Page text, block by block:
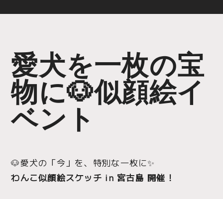
愛犬を一枚の宝
物に🐶似顔絵イ
ベント
🐶愛犬の「今」を、特別な一枚に✨
わんこ似顔絵スケッチ in 宮古島 開催！